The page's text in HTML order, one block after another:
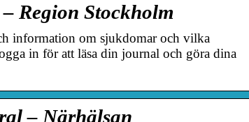
Region Stockholm
information om sjukdomar och vilka
in för att läsa din journal och göra dina
– Närhälsan